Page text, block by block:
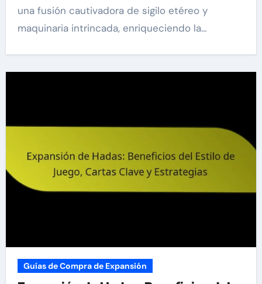
una fusión cautivadora de sigilo etéreo y
maquinaria intrincada, enriqueciendo la…
Guías de Compra de Expansión